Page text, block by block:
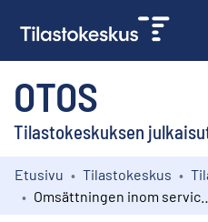
OTOS
Tilastokeskuksen
Kokoelmat
Etusivu Tilastokeskus